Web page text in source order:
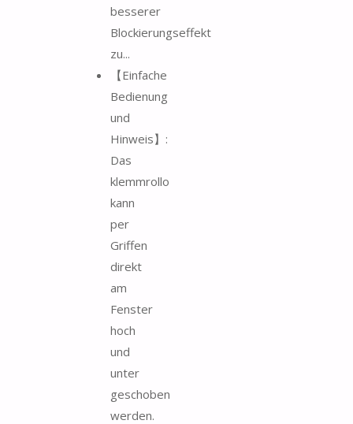
besserer
Blockierungseffekt
zu...
【Einfache
Bedienung
und
Hinweis】:
Das
klemmrollo
kann
per
Griffen
direkt
am
Fenster
hoch
und
unter
geschoben
werden.